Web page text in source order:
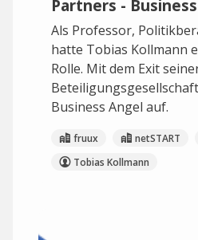
Partners -
Als Professor,
hatte Tobias Kollmann
Rolle. Mit dem Exit
Business Angel auf.
fruux netSTART
Tobias Kollmann